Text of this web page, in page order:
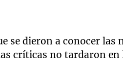
se dieron a conocer
críticas no tardaron en